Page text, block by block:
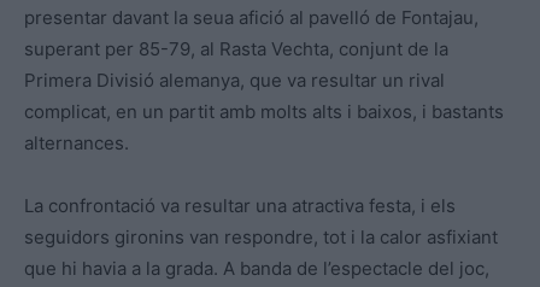
presentar davant la seua afició al pavelló de Fontajau,
superant per 85-79, al Rasta Vechta, conjunt de la
Primera Divisió alemanya, que va resultar un rival
complicat, en un partit amb molts alts i baixos, i bastants
alternances.
La confrontació va resultar una atractiva festa, i els
seguidors gironins van respondre, tot i la calor asfixiant
que hi havia a la grada. A banda de l’espectacle del joc,